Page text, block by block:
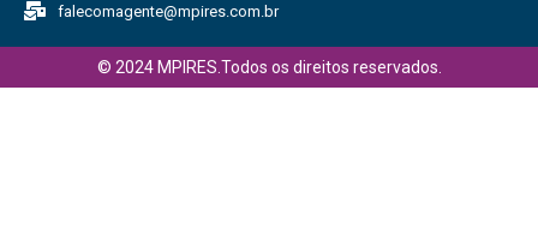
falecomagente@mpires.com.br
© 2024 MPIRES.Todos os direitos reservados.